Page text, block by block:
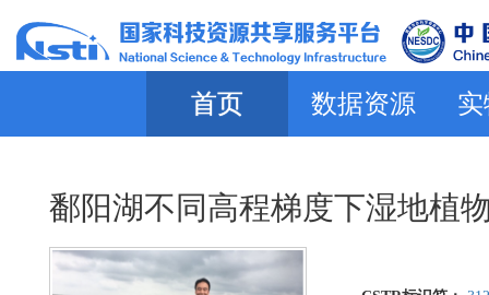
首页 数据资源
鄱阳湖不同高程梯度下湿地植